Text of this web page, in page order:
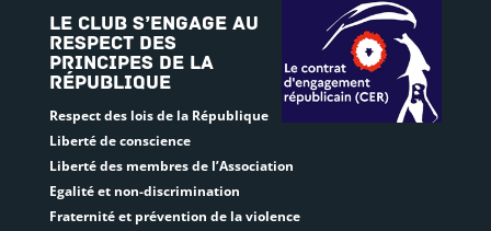
Le club s’engage au
respect des
principes de la
République
Respect des lois de la République
Liberté de conscience
Liberté des membres de l’Association
Egalité et non-discrimination
Fraternité et prévention de la violence